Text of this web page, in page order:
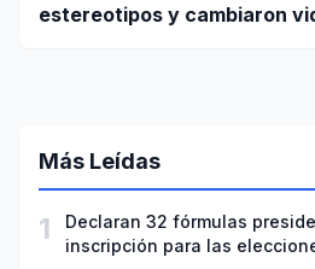
estereotipos y cambiaron
Más Leídas
1
Declaran 32 fórmulas
inscripción para las